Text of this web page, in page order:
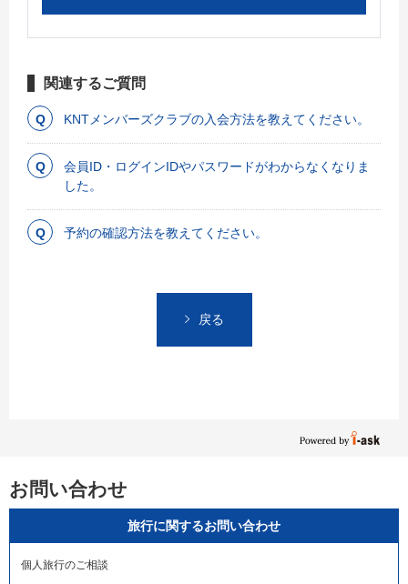
関連するご質問
KNTメンバーズクラブの入会方法を教えてください。
会員ID・ログインIDやパスワードがわからなくなりま
した。
予約の確認方法を教えてください。
戻る
お問い合わせ
旅行に関するお問い合わせ
個人旅行のご相談